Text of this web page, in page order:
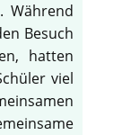
Während
Besuch
hatten
viel